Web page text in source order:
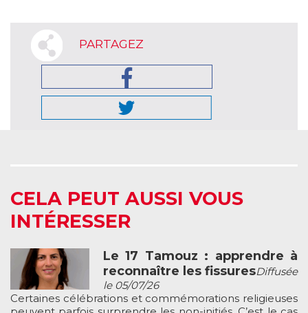
PARTAGEZ
CELA PEUT AUSSI VOUS
INTÉRESSER
Le 17 Tamouz : apprendre à
reconnaître les fissuresDiffusée
le 05/07/26
Certaines célébrations et commémorations religieuses